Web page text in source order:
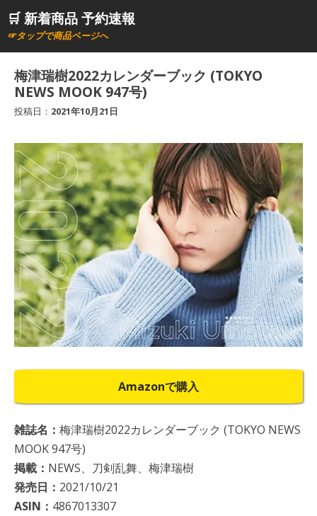
ン🛒 新着商品 予約速報
☞タップで商品ページへ
梅津瑞樹2022カレンダーブック (TOKYO
NEWS MOOK 947号)
投稿日： 2021年10月21日
Amazonで購入
雑誌名： 梅津瑞樹2022カレンダーブック (TOKYO NEWS
MOOK 947号)
掲載： NEWS、刀剣乱舞、梅津瑞樹
発売日： 2021/10/21
ASIN： 4867013307